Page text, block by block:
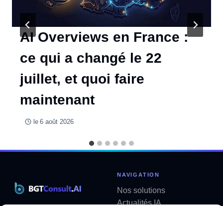
AI Overviews en France :
ce qui a changé le 22
juillet, et quoi faire
maintenant
le 6 août 2026
NAVIGATION
Nos solutions
Actualités IA